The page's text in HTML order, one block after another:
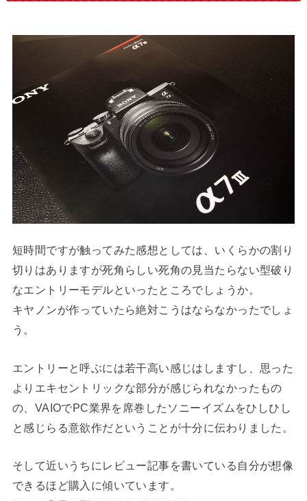
短時間ですが触ってみた感想としては、いくらかの割り
切りはありますが死角らしい死角の見当たらない型破り
なエントリーモデルといったところでしょうか。
キヤノンが作っていたら絶対こうはならなかったでしょ
う。
エントリーと呼ぶには若干高い感じはしますし、思った
よりエキセントリックな部分が感じられなかったもの
の、VAIOでPC業界を席巻したソニーイズムをひしひし
と感じらる意欲作だということが十分に伝わりました。
そして近いうちにレビュー記事を書いている自分が想像
できるほど購入に傾いています。